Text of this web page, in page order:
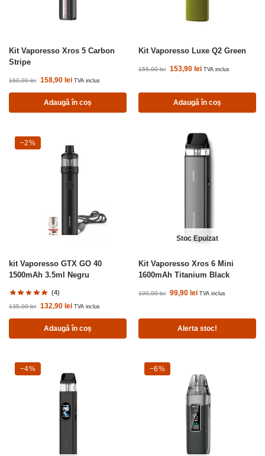
Kit Vaporesso Xros 5 Carbon
Stripe
160,00lei 158,90 lei TVA inclus
Adaugă în coș
Kit Vaporesso Luxe Q2 Green
155,00lei 153,90 lei TVA inclus
Adaugă în coș
-2%
−2%
kit Vaporesso GTX GO 40
1500mAh 3.5ml Negru
(4)
135,00lei 132,90 lei TVA inclus
Adaugă în coș
Stoc Epuizat
Kit Vaporesso Xros 6 Mini
1600mAh Titanium Black
100,00lei 99,90 lei TVA inclus
Alerta stoc!
-4%
−4% -6%
−6%